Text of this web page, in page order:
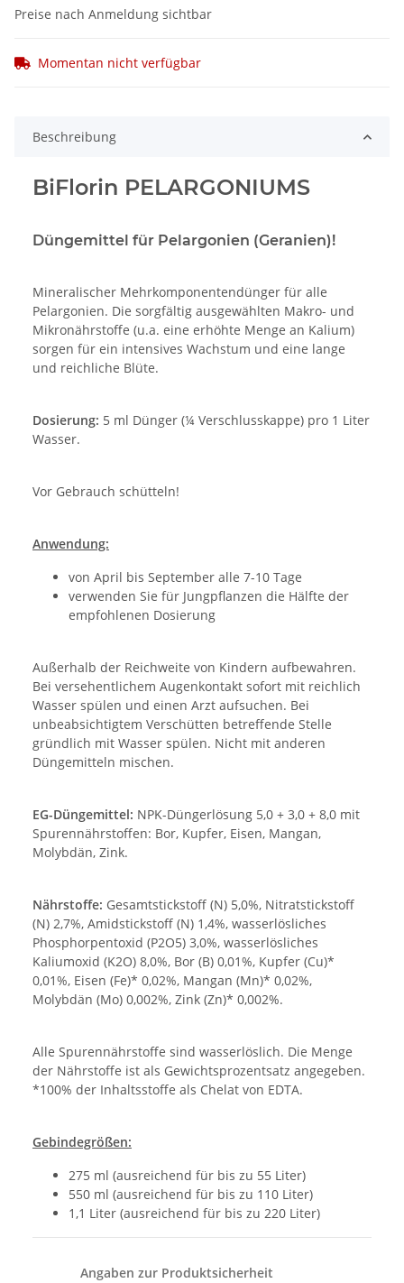
Preise nach Anmeldung sichtbar
Momentan nicht verfügbar
Beschreibung
BiFlorin PELARGONIUMS
Düngemittel für Pelargonien (Geranien)!
Mineralischer Mehrkomponentendünger für alle
Pelargonien. Die sorgfältig ausgewählten Makro- und
Mikronährstoffe (u.a. eine erhöhte Menge an Kalium)
sorgen für ein intensives Wachstum und eine lange
und reichliche Blüte.
Dosierung: 5 ml Dünger (¼ Verschlusskappe) pro 1 Liter
Wasser.
Vor Gebrauch schütteln!
Anwendung:
von April bis September alle 7-10 Tage
verwenden Sie für Jungpflanzen die Hälfte der
empfohlenen Dosierung
Außerhalb der Reichweite von Kindern aufbewahren.
Bei versehentlichem Augenkontakt sofort mit reichlich
Wasser spülen und einen Arzt aufsuchen. Bei
unbeabsichtigtem Verschütten betreffende Stelle
gründlich mit Wasser spülen. Nicht mit anderen
Düngemitteln mischen.
EG-Düngemittel: NPK-Düngerlösung 5,0 + 3,0 + 8,0 mit
Spurennährstoffen: Bor, Kupfer, Eisen, Mangan,
Molybdän, Zink.
Nährstoffe: Gesamtstickstoff (N) 5,0%, Nitratstickstoff
(N) 2,7%, Amidstickstoff (N) 1,4%, wasserlösliches
Phosphorpentoxid (P2O5) 3,0%, wasserlösliches
Kaliumoxid (K2O) 8,0%, Bor (B) 0,01%, Kupfer (Cu)*
0,01%, Eisen (Fe)* 0,02%, Mangan (Mn)* 0,02%,
Molybdän (Mo) 0,002%, Zink (Zn)* 0,002%.
Alle Spurennährstoffe sind wasserlöslich. Die Menge
der Nährstoffe ist als Gewichtsprozentsatz angegeben.
*100% der Inhaltsstoffe als Chelat von EDTA.
Gebindegrößen:
275 ml (ausreichend für bis zu 55 Liter)
550 ml (ausreichend für bis zu 110 Liter)
1,1 Liter (ausreichend für bis zu 220 Liter)
Angaben zur Produktsicherheit